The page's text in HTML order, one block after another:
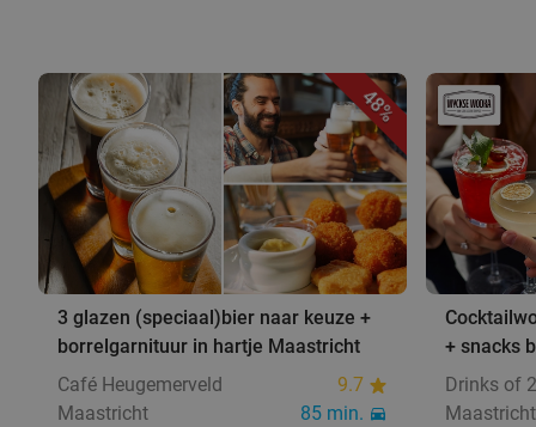
48%
3 glazen (speciaal)bier naar keuze +
borrelgarnituur in hartje Maastricht
Café Heugemerveld
9.7
Maastricht
85 min.
+ snacks
Drinks of
Maastricht